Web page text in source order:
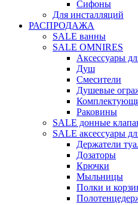
Сифоны
Для инсталляций
РАСПРОДАЖА
SALE ванны
SALE OMNIRES
Аксессуары
Душ
Смесители
Душевые
Раковины
SALE донные
SALE аксессуары
Держатели
Дозаторы
Крючки
Мыльницы
Полки и